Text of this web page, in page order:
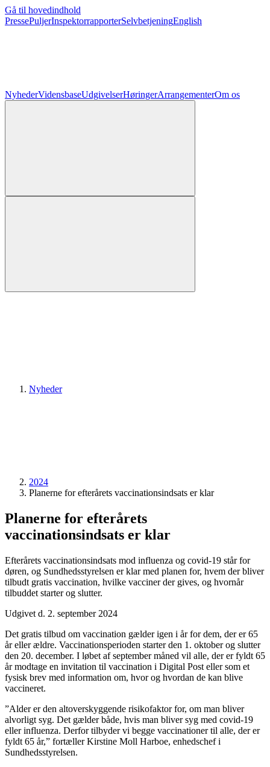
Gå til hovedindhold
PressePuljerInspektorrapporterSelvbetjeningEnglish
NyhederVidensbaseUdgivelserHøringerArrangementerOm os
Nyheder
2024
Planerne for efterårets vaccinationsindsats er klar
Planerne for efterårets
vaccinationsindsats er klar
Efterårets vaccinationsindsats mod influenza og covid-19 står for
døren, og Sundhedsstyrelsen er klar med planen for, hvem der bliver
tilbudt gratis vaccination, hvilke vacciner der gives, og hvornår
tilbuddet starter og slutter.
Udgivet d. 2. september 2024
Det gratis tilbud om vaccination gælder igen i år for dem, der er 65
år eller ældre. Vaccinationsperioden starter den 1. oktober og slutter
den 20. december. I løbet af september måned vil alle, der er fyldt 65
år modtage en invitation til vaccination i Digital Post eller som et
fysisk brev med information om, hvor og hvordan de kan blive
vaccineret.
”Alder er den altoverskyggende risikofaktor for, om man bliver
alvorligt syg. Det gælder både, hvis man bliver syg med covid-19
eller influenza. Derfor tilbyder vi begge vaccinationer til alle, der er
fyldt 65 år,” fortæller Kirstine Moll Harboe, enhedschef i
Sundhedsstyrelsen.